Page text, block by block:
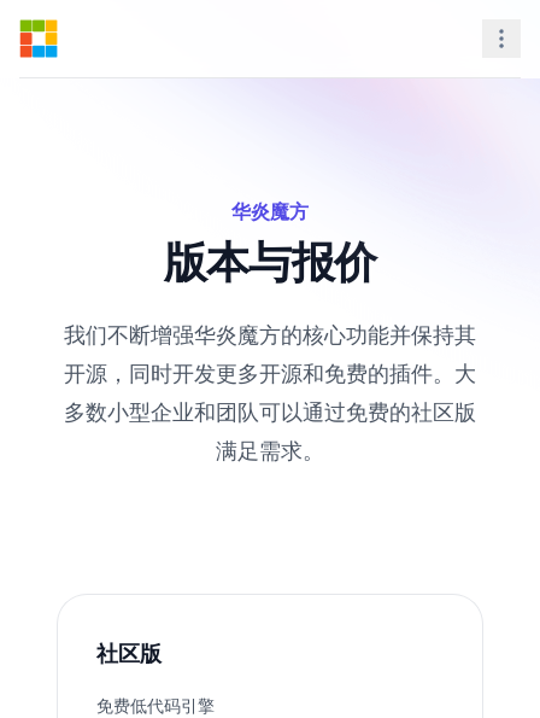
Steedos Platform
华炎魔方
版本与报价
我们不断增强华炎魔方的核心功能并保持其
开源，同时开发更多开源和免费的插件。大
多数小型企业和团队可以通过免费的社区版
满足需求。
社区版
免费低代码引擎